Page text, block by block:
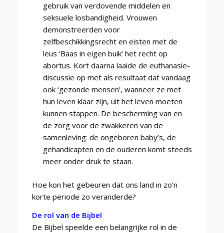
gebruik van verdovende middelen en
seksuele losbandigheid. Vrouwen
demonstreerden voor
zelfbeschikkingsrecht en eisten met de
leus ‘Baas in eigen buik’ het recht op
abortus. Kort daarna laaide de euthanasie-
discussie op met als resultaat dat vandaag
ook ‘gezonde mensen’, wanneer ze met
hun leven klaar zijn, uit het leven moeten
kunnen stappen. De bescherming van en
de zorg voor de zwakkeren van de
samenleving: de ongeboren baby’s, de
gehandicapten en de ouderen komt steeds
meer onder druk te staan.
Hoe kon het gebeuren dat ons land in zo’n
korte periode zo veranderde?
De rol van de Bijbel
De Bijbel speelde een belangrijke rol in de